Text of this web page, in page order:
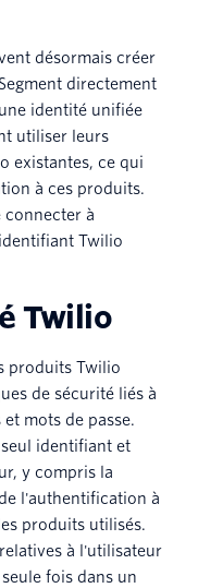
désormais créer
directement
identité unifiée
utiliser leurs
existantes, ce qui
à ces produits.
connecter à
Twilio
Twilio
produits Twilio
de sécurité liés à
mots de passe.
identifiant et
y compris la
l'authentification à
produits utilisés.
à l'utilisateur
fois dans un